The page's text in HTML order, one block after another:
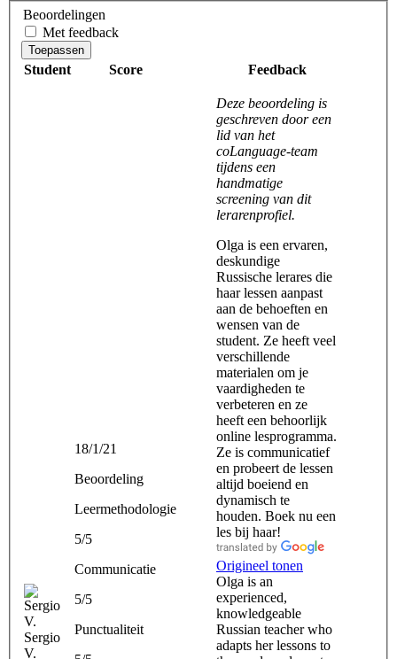
Beoordelingen
Met feedback
Toepassen
Student Score Feedback
Sergio
V.
18/1/21
Beoordeling
Leermethodologie
5/5
Communicatie
5/5
Punctualiteit
Deze beoordeling is
geschreven door een
lid van het
coLanguage-team
tijdens een
handmatige
screening van dit
lerarenprofiel.
Olga is een ervaren,
deskundige
Russische lerares die
haar lessen aanpast
aan de behoeften en
wensen van de
student. Ze heeft veel
verschillende
materialen om je
vaardigheden te
verbeteren en ze
heeft een behoorlijk
online lesprogramma.
Ze is communicatief
en probeert de lessen
altijd boeiend en
dynamisch te
houden. Boek nu een
les bij haar!
Origineel tonen
Olga is an
experienced,
knowledgeable
Russian teacher who
adapts her lessons to